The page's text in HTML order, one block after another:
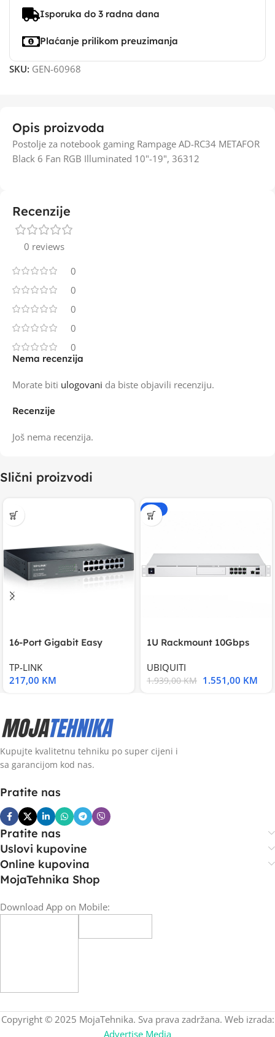
Isporuka do 3 radna dana
Plaćanje prilikom preuzimanja
SKU: GEN-60968
Opis proizvoda
Postolje za notebook gaming Rampage AD-RC34 METAFOR
Black 6 Fan RGB Illuminated 10"-19", 36312
Recenzije
0 reviews
0
0
0
0
0
Recenzije
Još nema recenzija.
Nema recenzija
Morate biti ulogovani da biste objavili recenziju.
Slični proizvodi
16-Port Gigabit Easy
TP-LINK
217,00 KM
-20%
1U Rackmount 10Gbps
UBIQUITI
1.939,00KM 1.551,00 KM
Kupujte kvalitetnu tehniku po super cijeni i
sa garancijom kod nas.
Pratite nas
Pratite nas
Uslovi kupovine
Online kupovina
MojaTehnika Shop
Download App on Mobile:
Copyright © 2025 MojaTehnika. Sva prava zadržana. Web izrada:
Advertise Media